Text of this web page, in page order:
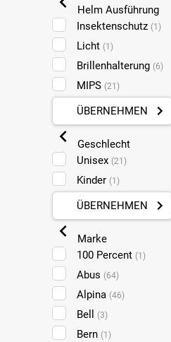
Helm Ausführung
Insektenschutz (1)
Licht (1)
Brillenhalterung (6)
MIPS (21)
ÜBERNEHMEN
Geschlecht
Unisex (21)
Kinder (1)
ÜBERNEHMEN
Marke
100 Percent (1)
Abus (64)
Alpina (46)
Bell (3)
Bern (1)